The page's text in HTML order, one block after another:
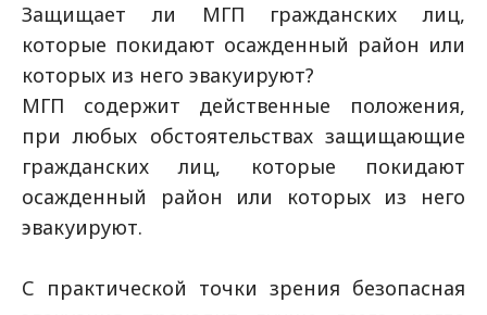
Защищает ли МГП гражданских лиц,
которые покидают осажденный район или
которых из него эвакуируют?
МГП содержит действенные положения,
при любых обстоятельствах защищающие
гражданских лиц, которые покидают
осажденный район или которых из него
эвакуируют.
С практической точки зрения безопасная